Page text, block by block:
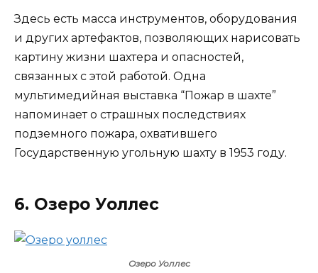
Здесь есть масса инструментов, оборудования
и других артефактов, позволяющих нарисовать
картину жизни шахтера и опасностей,
связанных с этой работой. Одна
мультимедийная выставка “Пожар в шахте”
напоминает о страшных последствиях
подземного пожара, охватившего
Государственную угольную шахту в 1953 году.
6. Озеро Уоллес
Озеро Уоллес